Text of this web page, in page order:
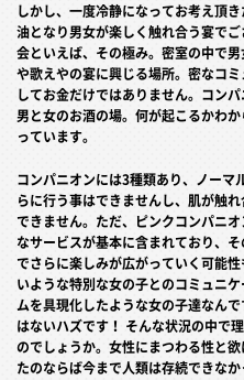
しかし、一度冷静になってお考え頂
油となり男女が楽しく触れ合う宴で
会といえば、その極み。密室の中で
や歌えやの宴に興じる場所。密なコ
してお金だけではありません。コン
男と女のお酒の場。何が起こるかわ
っています。
コンパニオンには3種類あり、ノーマ
らに行う事はできませんし、肌が触
できません。ただ、ピンクコンパニ
なサービスが基本に含まれており、
でさらに楽しみが広がっていく可能
いような特別な女の子とのコミュニ
ムを具現化したような女の子達なん
はないハズです！ そんな状況の中で
のでしょうか。女性にまつわる性と
たのならば今まで人類は存続できなか